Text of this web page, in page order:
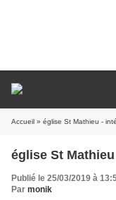
Accueil » église St Mathieu -
église St
Publié le 25/03/2019 à
Par monik